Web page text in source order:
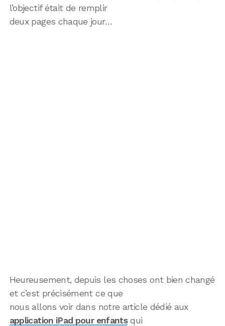
l’objectif était de remplir
deux pages chaque jour…
Heureusement, depuis les choses ont bien changé
et c’est précisément ce que
nous allons voir dans notre article dédié aux
application iPad pour enfantsqui